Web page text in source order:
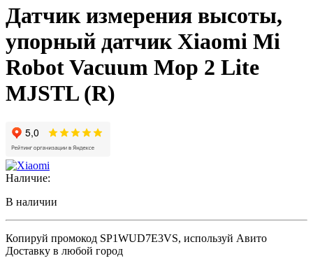
Датчик измерения высоты,
упорный датчик Xiaomi Mi
Robot Vacuum Mop 2 Lite
MJSTL (R)
Наличие:
В наличии
Копируй промокод SP1WUD7E3VS, используй Авито
Доставку в любой город